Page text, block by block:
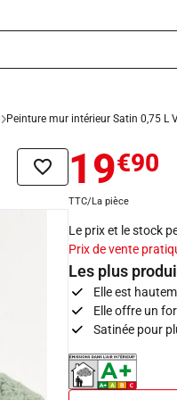
Peinture mur intérieur Satin 0,75 L
Ajouter à la liste de
19€90
TTC/La pièce
Le prix et le stock
Prix de vente
Les plus
Elle est
Elle offre un
Satinée pour
Indice